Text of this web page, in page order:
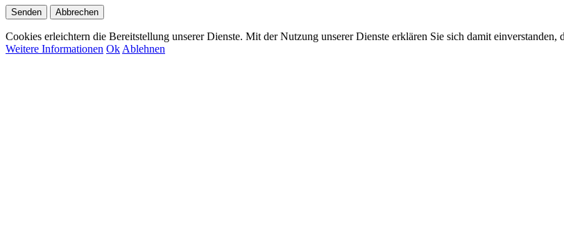
Senden Abbrechen
Cookies erleichtern die Bereitstellung unserer Dienste. Mit der Nutzung unserer Dienste erklären Sie sich damit einverstanden,
Weitere Informationen Ok Ablehnen